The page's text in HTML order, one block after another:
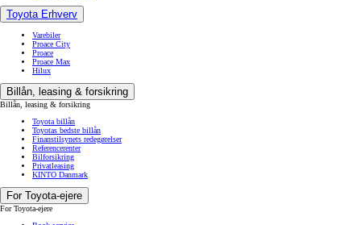
Toyota Erhverv
Varebiler
Proace City
Proace
Proace Max
Hilux
Billån, leasing & forsikring
Billån, leasing & forsikring
Toyota billån
Toyotas bedste billån
Finanstilsynets redegørelser
Referencerenter
Bilforsikring
Privatleasing
KINTO Danmark
For Toyota-ejere
For Toyota-ejere